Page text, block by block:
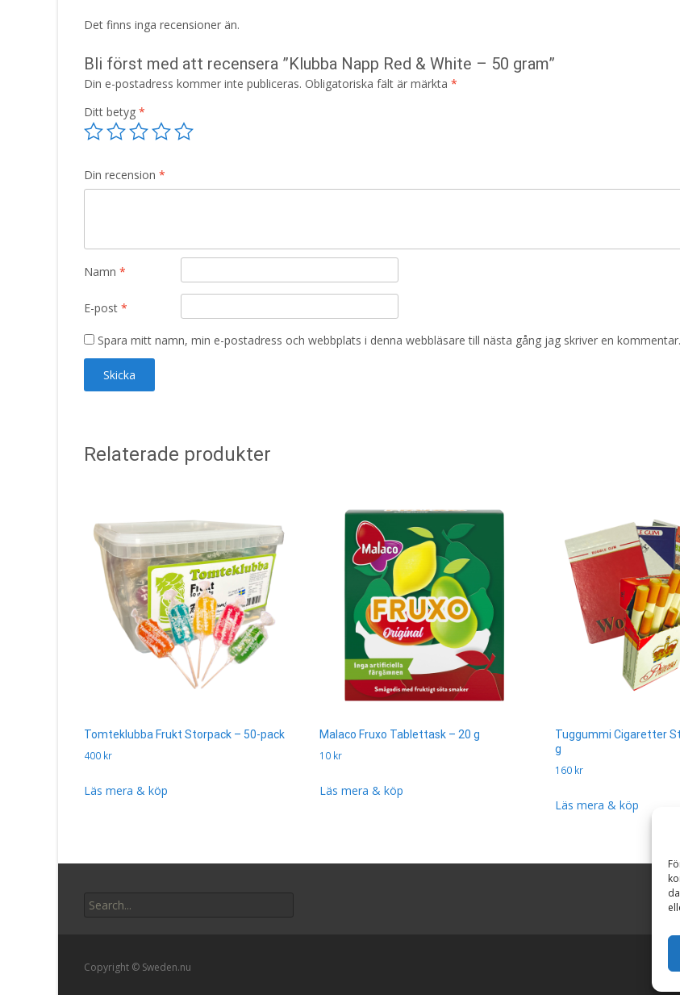
Det finns inga recensioner än.
Bli först med att recensera ”Klubba Napp Red & White – 50 gram”
Din e-postadress kommer inte publiceras. Obligatoriska fält är märkta *
Ditt betyg *
Din recension *
Namn *
E-post *
Spara mitt namn, min e-postadress och webbplats i denna webbläsare till nästa gång jag skriver en kommentar.
Relaterade produkter
Tomteklubba Frukt Storpack – 50-pack
400 kr
Läs mera & köp
Malaco Fruxo Tablettask – 20 g
10 kr
Läs mera & köp
Tuggummi Cigaretter
g
160 kr
Läs mera & köp
for:
Copyright © Sweden.nu